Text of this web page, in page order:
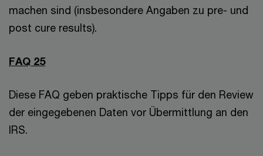
machen sind (insbesondere Angaben zu pre- und
post cure results).
FAQ 25
Diese FAQ geben praktische Tipps für den Review
der eingegebenen Daten vor Übermittlung an den
IRS.